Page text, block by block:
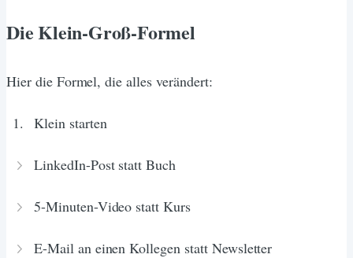
Die Klein-Groß-Formel
Hier die Formel, die alles verändert:
Klein starten
LinkedIn-Post statt Buch
5-Minuten-Video statt Kurs
E-Mail an einen Kollegen statt Newsletter